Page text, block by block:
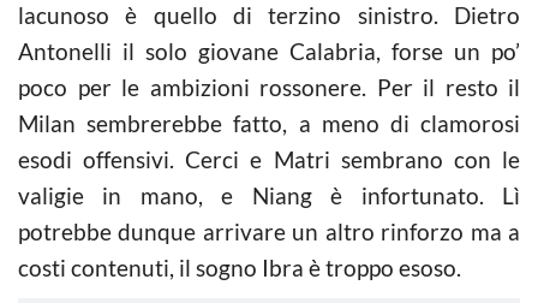
lacunoso è quello di terzino sinistro. Dietro
Antonelli il solo giovane Calabria, forse un po’
poco per le ambizioni rossonere. Per il resto il
Milan sembrerebbe fatto, a meno di clamorosi
esodi offensivi. Cerci e Matri sembrano con le
valigie in mano, e Niang è infortunato. Lì
potrebbe dunque arrivare un altro rinforzo ma a
costi contenuti, il sogno Ibra è troppo esoso.